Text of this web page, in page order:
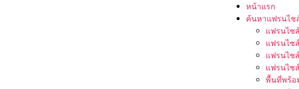
หน้าแรก
ค้นหาแฟรนไช
แฟรนไช
แฟรนไช
แฟรนไช
แฟรนไช
พื้นที่พร้อ